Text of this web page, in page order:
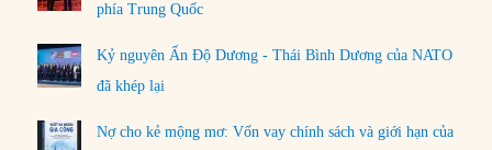
phía Trung Quốc
Kỷ nguyên Ấn Độ Dương - Thái Bình Dương của NATO
đã khép lại
Nợ cho kẻ mộng mơ: Vốn vay chính sách và giới hạn của